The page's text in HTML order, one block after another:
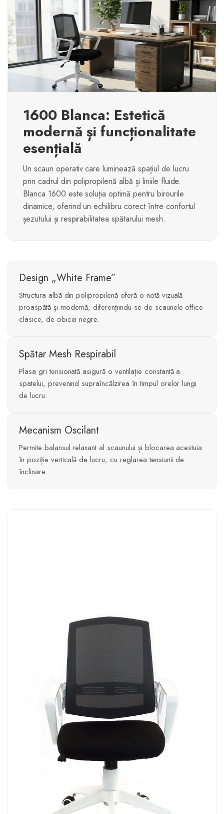
1600 Blanca: Estetică
modernă și funcționalitate
esențială
Un scaun operativ care luminează spațiul de lucru
prin cadrul din polipropilenă albă și liniile fluide.
Blanca 1600 este soluția optimă pentru birourile
dinamice, oferind un echilibru corect între confortul
șezutului și respirabilitatea spătarului mesh.
Design „White Frame”
Structura albă din polipropilenă oferă o notă vizuală
proaspătă și modernă, diferențiindu-se de scaunele office
clasice, de obicei negre.
Spătar Mesh Respirabil
Plasa gri tensionată asigură o ventilație constantă a
spatelui, prevenind supraîncălzirea în timpul orelor lungi
de lucru.
Mecanism Oscilant
Permite balansul relaxant al scaunului și blocarea acestuia
în poziție verticală de lucru, cu reglarea tensiunii de
înclinare.